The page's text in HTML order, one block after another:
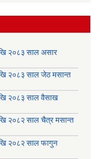
२०८३ साल असार
२०८३ साल जेठ मसान्त
२०८३ साल वैसाख
२०८२ साल चैत्र मसान्त
२०८२ साल फागुन